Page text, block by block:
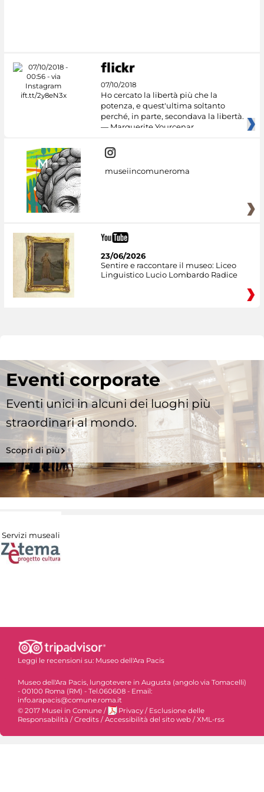
07/10/2018
Ho cercato la libertà più che la
potenza, e quest'ultima soltanto
perché, in parte, secondava la libertà.
— Marguerite Yourcenar
museiincomuneroma
23/06/2026
Sentire e raccontare il museo: Liceo
Linguistico Lucio Lombardo Radice
Eventi corporate
Eventi unici in alcuni dei luoghi più
straordinari al mondo.
Scopri di più
Servizi museali
Leggi le recensioni su: Museo dell'Ara Pacis
Museo dell'Ara Pacis, lungotevere in Augusta (angolo via Tomacelli)
- 00100 Roma (RM) - Tel.060608 - Email:
info.arapacis@comune.roma.it
© 2017 Musei in Comune / Privacy / Esclusione delle
Responsabilità / Credits / Accessibilità del sito web / XML-rss